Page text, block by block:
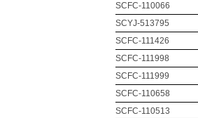
SCFC-110066
SCYJ-513795
SCFC-111426
SCFC-111998
SCFC-111999
SCFC-110658
SCFC-110513